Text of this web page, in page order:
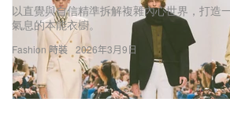
Fashion 時裝
以直覺與自信精準拆解複雜內心世界，打造
氣息的本能衣櫥。
2026年3月9日